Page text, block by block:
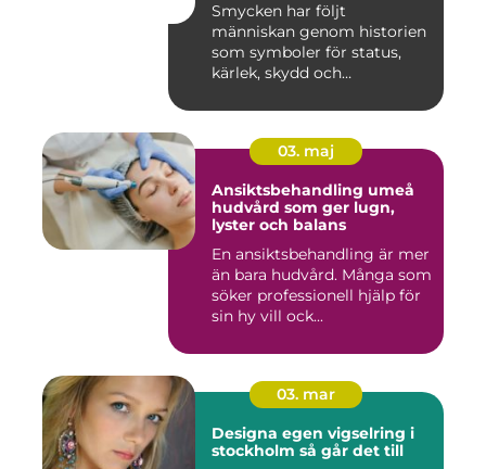
Smycken har följt
människan genom historien
som symboler för status,
kärlek, skydd och
03. maj
Ansiktsbehandling umeå
hudvård som ger lugn,
lyster och balans
En ansiktsbehandling är mer
än bara hudvård. Många som
söker professionell hjälp för
sin hy vill ock...
03. mar
Designa egen vigselring i
stockholm så går det till